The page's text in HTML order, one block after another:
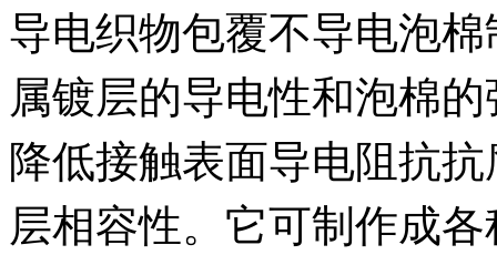
导电织物包覆不导电泡
属镀层的导电性和泡棉
降低接触表面导电阻抗
层相容性。它可制作成